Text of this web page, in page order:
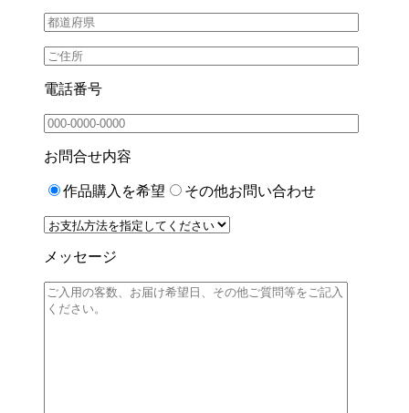
電話番号
お問合せ内容
作品購入を希望 その他お問い合わせ
メッセージ